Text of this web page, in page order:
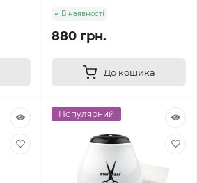
В наявності
880 грн.
До кошика
Популярний